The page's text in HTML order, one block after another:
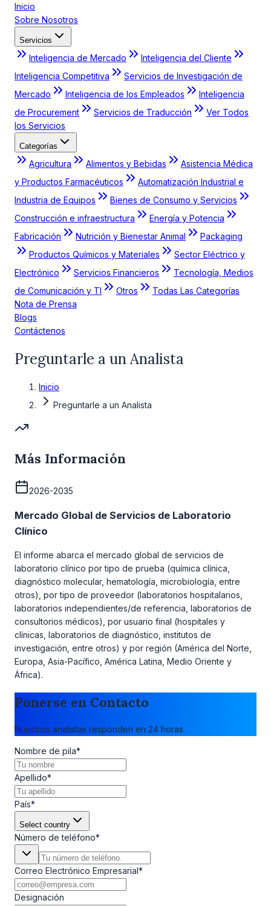
Inicio
Sobre Nosotros
Servicios
Inteligencia de Mercado
Inteligencia del Cliente
Inteligencia Competitiva
Servicios de Investigación de
Mercado
Inteligencia de los Empleados
Inteligencia
de Procurement
Servicios de Traducción
Ver Todos
los Servicios
Categorías
Agricultura Alimentos y Bebidas
Asistencia Médica
y Productos Farmacéuticos
Automatización Industrial e
Industria de Equipos
Bienes de Consumo y Servicios
Construcción e infraestructura
Energía y Potencia
Fabricación
Nutrición y Bienestar Animal
Packaging
Productos Químicos y Materiales
Sector Eléctrico y
Electrónico
Servicios Financieros
Tecnología, Medios
de Comunicación y TI
Otros
Todas Las Categorías
Nota de Prensa
Blogs
Contáctenos
Preguntarle a un Analista
Inicio
Preguntarle a un Analista
Más Información
2026-2035
Mercado Global de Servicios de Laboratorio
Clínico
El informe abarca el mercado global de servicios de
laboratorio clínico por tipo de prueba (química clínica,
diagnóstico molecular, hematología, microbiología, entre
otros), por tipo de proveedor (laboratorios hospitalarios,
laboratorios independientes/de referencia, laboratorios de
consultorios médicos), por usuario final (hospitales y
clínicas, laboratorios de diagnóstico, institutos de
investigación, entre otros) y por región (América del Norte,
Europa, Asia-Pacífico, América Latina, Medio Oriente y
África).
Ponerse en Contacto
Nuestros analistas responden en 24 horas.
Nombre de pila*
Apellido*
País*
Select country
Número de teléfono*
Correo Electrónico Empresarial*
Designación